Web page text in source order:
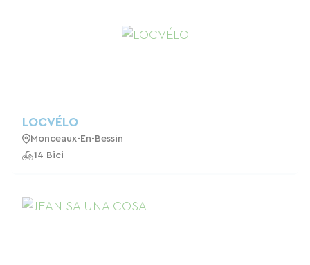
LOCVÉLO
Monceaux-En-Bessin
14 Bici